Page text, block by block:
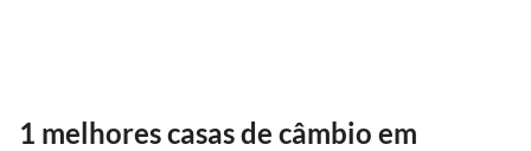
1 melhores casas de câmbio em